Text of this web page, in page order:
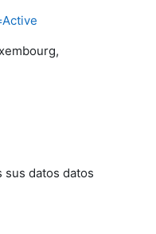
sus datos datos